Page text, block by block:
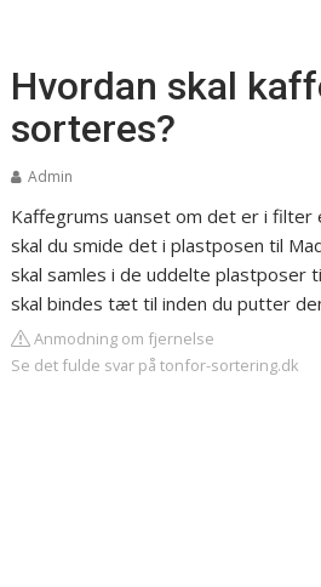
Hvordan skal
sorteres?
Admin
Kaffegrums uanset om det er i filter
skal du smide det i plastposen til
skal samles i de uddelte plastposer
skal bindes tæt til inden du putter
Anmodning om fjernelse
Se det fulde svar på tonfor-sortering.dk